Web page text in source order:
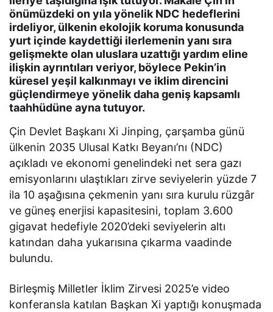
önümüzdeki on yıla yönelik NDC hedeflerini
irdeliyor, ülkenin ekolojik koruma konusunda
yurt içinde kaydettiği ilerlemenin yanı sıra
gelişmekte olan uluslara uzattığı yardım eline
ilişkin ayrıntıları veriyor, böylece Pekin’in
küresel yeşil kalkınmayı ve iklim direncini
güçlendirmeye yönelik daha geniş kapsamlı
taahhüdüne ayna tutuyor.
Çin Devlet Başkanı Xi Jinping, çarşamba günü
ülkenin 2035 Ulusal Katkı Beyanı’nı (NDC)
açıkladı ve ekonomi genelindeki net sera gazı
emisyonlarını ulaştıkları zirve seviyelerin yüzde 7
ila 10 aşağısına çekmenin yanı sıra kurulu rüzgâr
ve güneş enerjisi kapasitesini, toplam 3.600
gigavat hedefiyle 2020’deki seviyelerin altı
katından daha yukarısına çıkarma vaadinde
bulundu.
Birleşmiş Milletler İklim Zirvesi 2025’e video
konferansla katılan Başkan Xi yaptığı konuşmada